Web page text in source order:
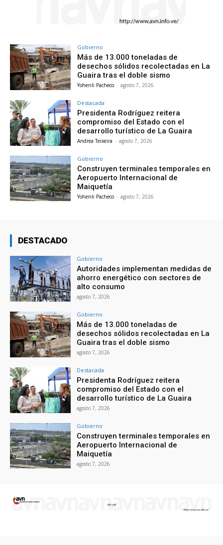
Gobierno
Más de 13.000 toneladas de
desechos sólidos recolectadas en La
Guaira tras el doble sismo
Yohenli Pacheco - agosto 7, 2026
Destacada
Presidenta Rodríguez reitera
compromiso del Estado con el
desarrollo turístico de La Guaira
Andrea Teixeira - agosto 7, 2026
Gobierno
Construyen terminales temporales en
Aeropuerto Internacional de
Maiquetía
Yohenli Pacheco - agosto 7, 2026
DESTACADO
Gobierno
Autoridades implementan medidas de
ahorro energético con sectores de
alto consumo
agosto 7, 2026
Gobierno
Más de 13.000 toneladas de
desechos sólidos recolectadas en La
Guaira tras el doble sismo
agosto 7, 2026
Destacada
Presidenta Rodríguez reitera
compromiso del Estado con el
desarrollo turístico de La Guaira
agosto 7, 2026
Gobierno
Construyen terminales temporales en
Aeropuerto Internacional de
Maiquetía
agosto 7, 2026